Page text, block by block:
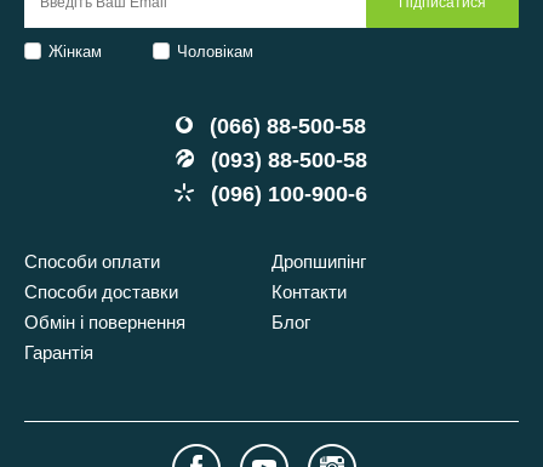
(066) 88-500-58
(093) 88-500-58
(096) 100-900-6
Способи оплати
Способи доставки
Обмін і повернення
Гарантія
Дропшипінг
Контакти
Блог
Жінкам Чоловікам